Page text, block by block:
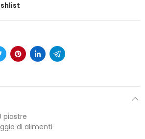
piastre
di alimenti